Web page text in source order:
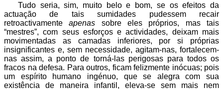
Tudo seria, sim, muito belo e bom, se os efeitos da
actuação de tais sumidades pudessem recair
retroactivamenteapenas sobre eles próprios, mas tais
“mestres”, com seus esforços e actividades, deixam mais
movimentadas as camadas inferiores, por si próprias
insignificantes e, sem necessidade, agitam-nas, fortalecem-
nas assim, a ponto de torná-las perigosas para todos os
fracos na defesa. Para outros, ficam felizmente inócuas; pois
um espírito humano ingénuo, que se alegra com sua
existência de maneira infantil, eleva-se sem mais nem